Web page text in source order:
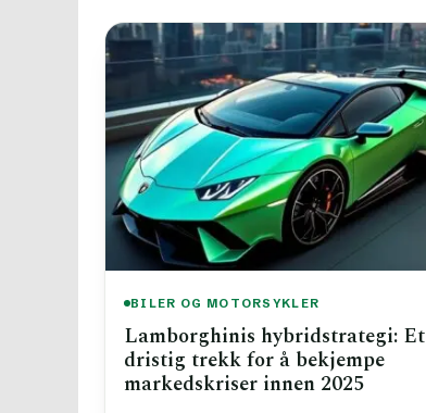
BILER OG MOTORSYKLER
Lamborghinis hybridstrategi: Et
dristig trekk for å bekjempe
markedskriser innen 2025